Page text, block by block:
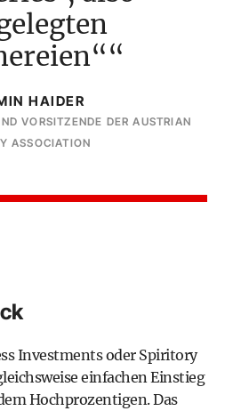
HAIDER
VORSITZENDE DER AUSTRIAN
ASSOCIATION
Investments oder Spiritory
einfachen Einstieg
Hochprozentigen. Das